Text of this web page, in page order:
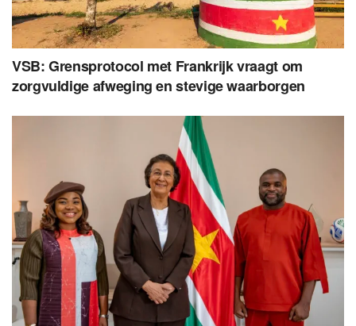
VSB: Grensprotocol met Frankrijk vraagt om
zorgvuldige afweging en stevige waarborgen